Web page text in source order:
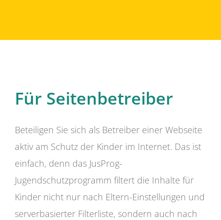
Für Seitenbetreiber
Beteiligen Sie sich als Betreiber einer Webseite
aktiv am Schutz der Kinder im Internet. Das ist
einfach, denn das JusProg-
Jugendschutzprogramm filtert die Inhalte für
Kinder nicht nur nach Eltern-Einstellungen und
serverbasierter Filterliste, sondern auch nach